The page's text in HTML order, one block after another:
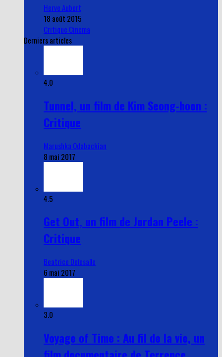
Herve Aubert
18 août 2015
Critique Cinema
Derniers articles
4.0
Tunnel, un film de Kim Seong-hoon :
Critique
Marushka Odabackian
8 mai 2017
4.5
Get Out, un film de Jordan Peele :
Critique
Beatrice Delesalle
6 mai 2017
3.0
Voyage of Time : Au fil de la vie, un